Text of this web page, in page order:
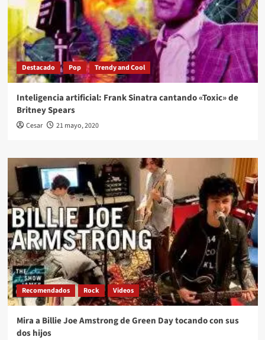
Destacado Pop Trendy and Cool
Inteligencia artificial: Frank Sinatra cantando «Toxic» de
Britney Spears
Cesar 21 mayo, 2020
Recomendados Rock Videos
Mira a Billie Joe Amstrong de Green Day tocando con sus
dos hijos